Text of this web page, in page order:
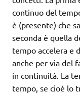
continuo del
è (presente) che
seconda è quella
tempo accelera e
anche per via del
in continuità. La
tempo, se cioè lo